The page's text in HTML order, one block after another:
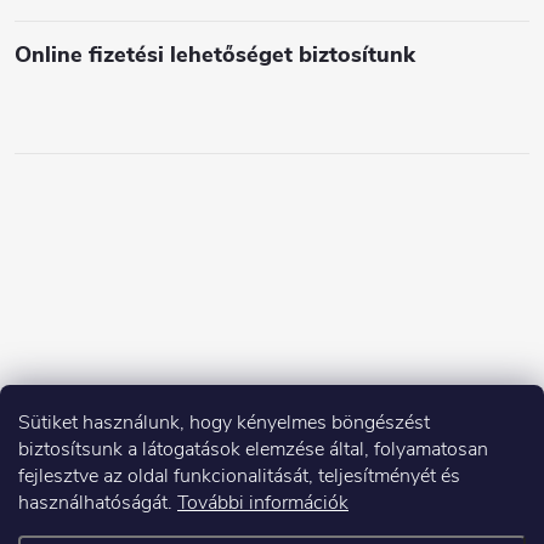
Sütiket használunk, hogy kényelmes böngészést
biztosítsunk a látogatások elemzése által, folyamatosan
fejlesztve az oldal funkcionalitását, teljesítményét és
használhatóságát. További információk
Online fizetési lehetőséget biztosítunk